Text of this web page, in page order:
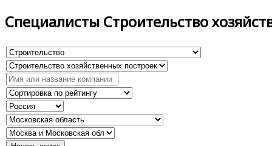
Специалисты Строительство